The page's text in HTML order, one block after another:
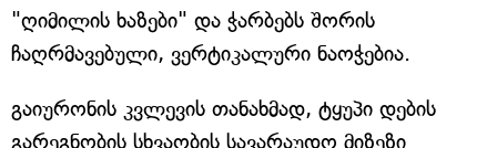
"ღიმილის ხაზები" და ჭარბებს შორის
ჩაღრმავებული, ვერტიკალური ნაოჭებია.
გაიურონის კვლევის თანახმად, ტყუპი დების
გარეგნობის სხვაობის სავარაუდო მიზეზი